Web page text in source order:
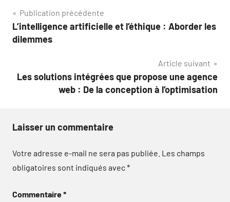
Navigation
de
Publication précédente
L’intelligence artificielle et l’éthique : Aborder les
dilemmes
Article suivant
Les solutions intégrées que propose une agence
web : De la conception à l’optimisation
Laisser un commentaire
Votre adresse e-mail ne sera pas publiée. Les champs
obligatoires sont indiqués avec*
Commentaire*